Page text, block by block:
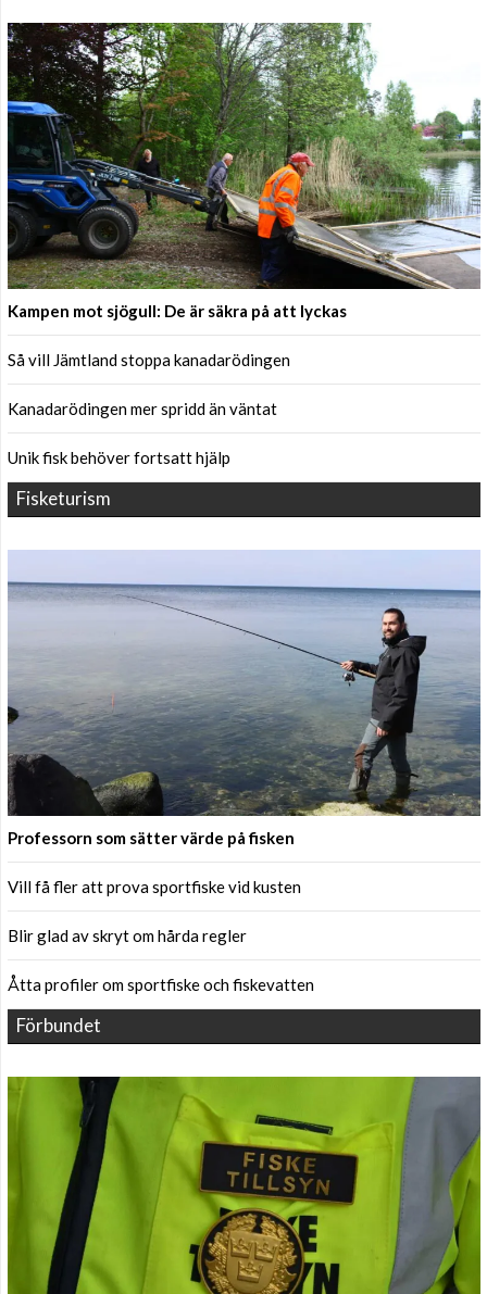
Kampen mot sjögull: De är säkra på att lyckas
Så vill Jämtland stoppa kanadarödingen
Kanadarödingen mer spridd än väntat
Unik fisk behöver fortsatt hjälp
Fisketurism
Professorn som sätter värde på fisken
Vill få fler att prova sportfiske vid kusten
Blir glad av skryt om hårda regler
Åtta profiler om sportfiske och fiskevatten
Förbundet